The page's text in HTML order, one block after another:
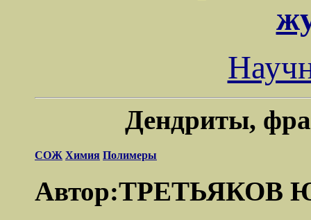
Дендриты,
СОЖ Химия Полимеры
Автор:ТРЕТЬЯКОВ